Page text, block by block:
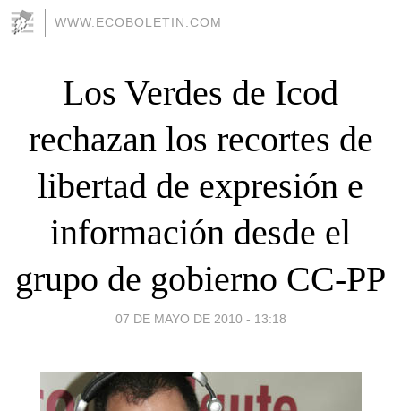
WWW.ECOBOLETIN.COM
Los Verdes de Icod
rechazan los recortes de
libertad de expresión e
información desde el
grupo de gobierno CC-PP
07 DE MAYO DE 2010 - 13:18